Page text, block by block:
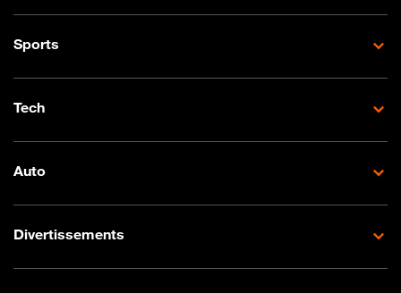
Sports
Tech
Auto
Divertissements